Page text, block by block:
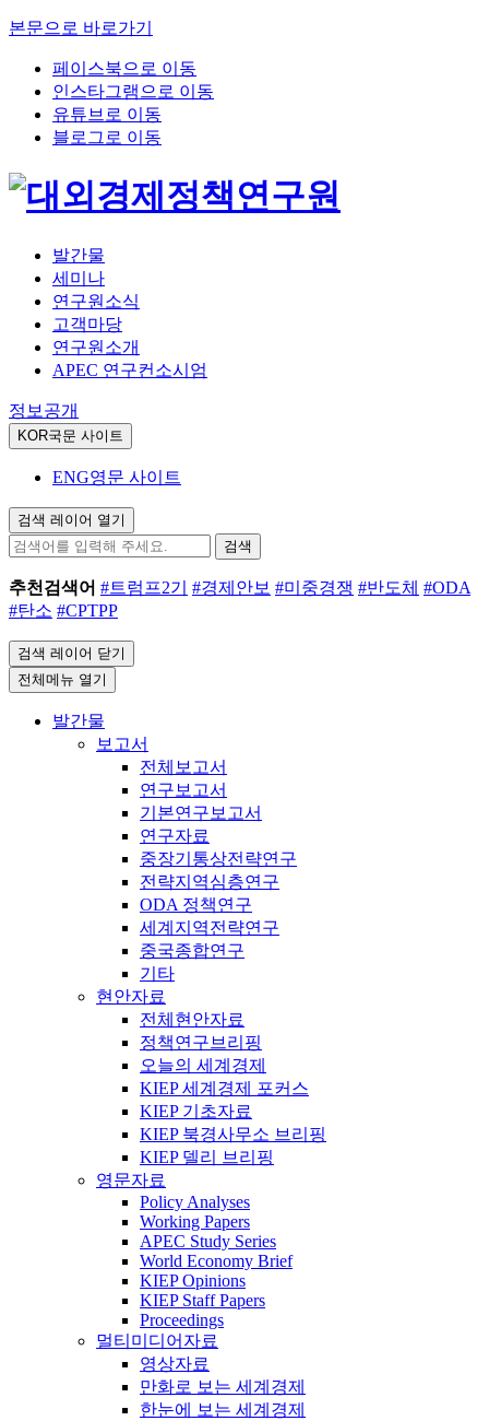
본문으로 바로가기
페이스북으로 이동
인스타그램으로 이동
유튜브로 이동
블로그로 이동
발간물
세미나
연구원소식
고객마당
연구원소개
APEC 연구컨소시엄
정보공개
KOR국문 사이트
ENG영문 사이트
검색 레이어 열기
검색
추천검색어 #트럼프2기 #경제안보 #미중경쟁 #반도체 #ODA
#탄소 #CPTPP
검색 레이어 닫기
전체메뉴 열기
발간물
보고서
전체보고서
연구보고서
기본연구보고서
연구자료
중장기통상전략연구
전략지역심층연구
ODA 정책연구
세계지역전략연구
중국종합연구
기타
현안자료
전체현안자료
정책연구브리핑
오늘의 세계경제
KIEP 세계경제 포커스
KIEP 기초자료
KIEP 북경사무소 브리핑
KIEP 델리 브리핑
영문자료
Policy Analyses
Working Papers
APEC Study Series
World Economy Brief
KIEP Opinions
KIEP Staff Papers
Proceedings
멀티미디어자료
영상자료
만화로 보는 세계경제
한눈에 보는 세계경제